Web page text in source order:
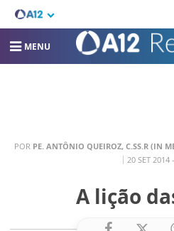
MENU
POR PE. ANTÔNIO QUEIROZ, C.SS.R (IN
20 SET 2014
A lição